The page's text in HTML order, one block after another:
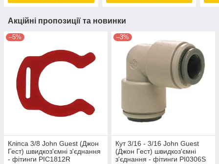
Акційні пропозиції та новинки
–5%
Кліпса 3/8 John Guest (Джон
Гест) швидкоз'ємні з'єднання
- фітинги PIC1812R
–3%
Кут 3/16 - 3/16 John Guest
(Джон Гест) швидкоз'ємні
з'єднання - фітинги PI0306S